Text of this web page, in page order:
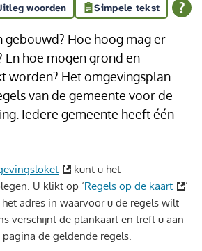
woorden Simpele tekst
Hoe hoog mag er
hoe mogen grond en
worden? Het omgevingsplan
van de gemeente voor de
Iedere gemeente heeft één
kunt u het
U klikt op ‘Regels op de kaart
’
adres in waarvoor u de regels wilt
verschijnt de plankaart en treft u aan
de geldende regels.